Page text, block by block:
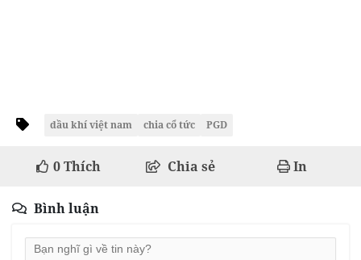
dầu khí việt nam chia cổ tức PGD
0Thích Chia sẻ In
Bình luận